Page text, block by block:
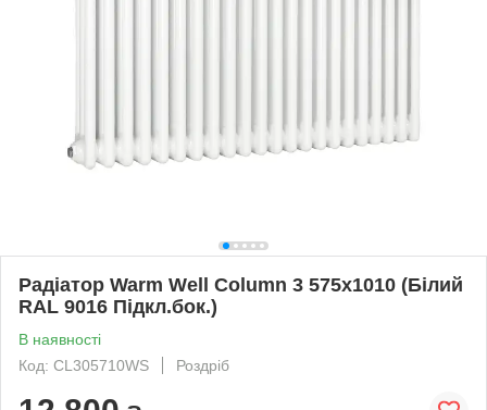
Радіатор Warm Well Column 3 575x1010 (Білий
RAL 9016 Підкл.бок.)
В наявності
Код: CL305710WS
Роздріб